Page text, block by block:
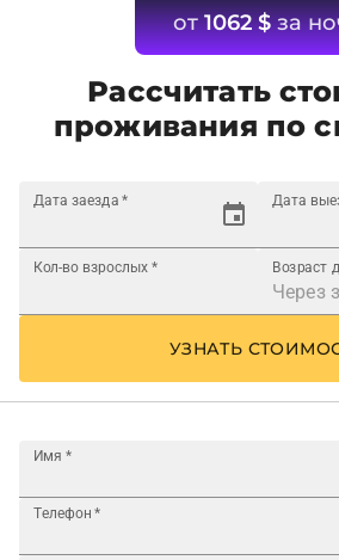
от1062 $за
Рассчитать
проживания по
Дата заезда * Дата
Кол-во взрослых * Возраст
УЗНАТЬ
Имя *
Телефон *